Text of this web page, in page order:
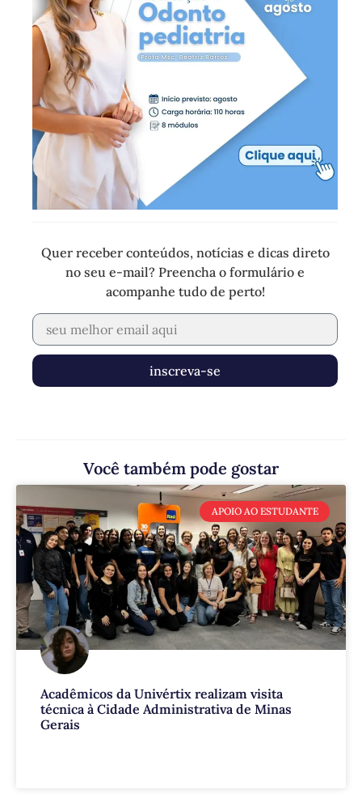
Quer receber conteúdos, notícias e dicas direto
no seu e-mail? Preencha o formulário e
acompanhe tudo de perto!
inscreva-se
Você também pode gostar
APOIO AO ESTUDANTE
Acadêmicos da Univértix realizam visita
técnica à Cidade Administrativa de Minas
Gerais